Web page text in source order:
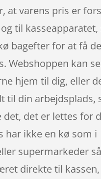
at varens pris er
til kasseapparatet,
bagefter for at få
Webshoppen kan
hjem til dig, eller
til din arbejdsplads,
det er lettes for
har ikke en kø som i
supermarkeder
direkte til